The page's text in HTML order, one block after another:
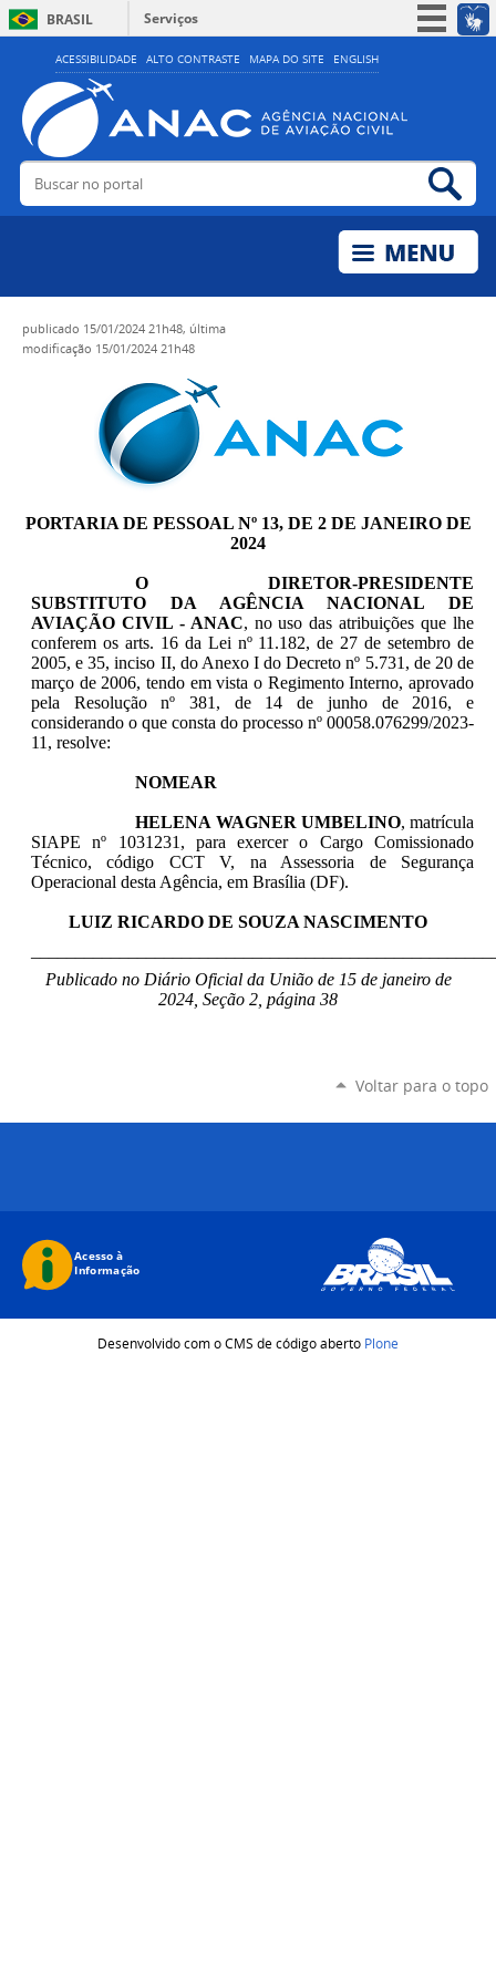
ACESSIBILIDADE ALTO CONTRASTE MAPA DO SITE ENGLISH
BRASIL
Serviços
Simplifique!
Acesso à informação
Legislação
Buscar no portal
publicado 15/01/2024 21h48, última
modificação 15/01/2024 21h48
PORTARIA DE PESSOAL Nº 13, DE 2 DE JANEIRO DE
2024
O DIRETOR-PRESIDENTE
SUBSTITUTO DA AGÊNCIA NACIONAL DE
AVIAÇÃO CIVIL - ANAC, no uso das atribuições que lhe
conferem os arts. 16 da Lei nº 11.182, de 27 de setembro de
2005, e 35, inciso II, do Anexo I do Decreto nº 5.731, de 20 de
março de 2006, tendo em vista o Regimento Interno, aprovado
pela Resolução nº 381, de 14 de junho de 2016, e
considerando o que consta do processo nº 00058.076299/2023-
11 , resolve:
NOMEAR
HELENA WAGNER UMBELINO, matrícula
SIAPE nº 1031231, para exercer o Cargo Comissionado
Técnico, código CCT V, na Assessoria de Segurança
Operacional desta Agência, em Brasília (DF).
LUIZ RICARDO DE SOUZA NASCIMENTO
Publicado no Diário Oficial da União de 15 de janeiro de
2024, Seção 2, página 38
Voltar para o topo
Desenvolvido com o CMS de código aberto Plone